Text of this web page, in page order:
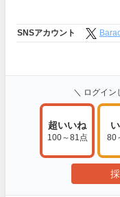
SNSアカウント
＼ ログイン
超いいね
100～81点 80